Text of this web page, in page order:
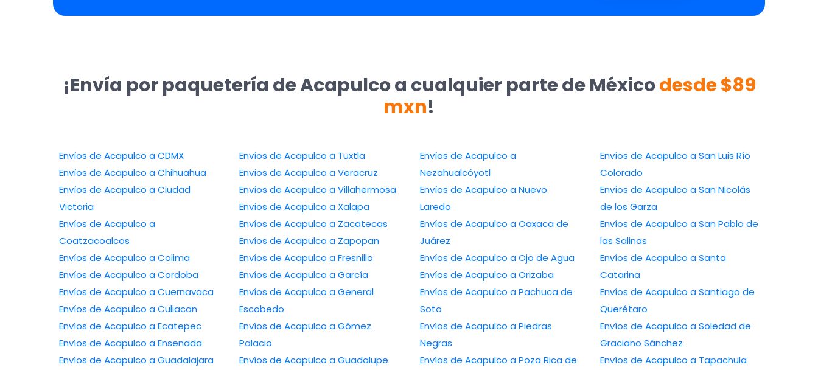
¡Envía por paquetería de Acapulco a cualquier parte de Méxicodesde $89
mxn!
Envíos de Acapulco a CDMX
Envíos de Acapulco a Chihuahua
Envíos de Acapulco a Ciudad
Victoria
Envíos de Acapulco a
Coatzacoalcos
Envíos de Acapulco a Colima
Envíos de Acapulco a Cordoba
Envíos de Acapulco a Cuernavaca
Envíos de Acapulco a Culiacan
Envíos de Acapulco a Ecatepec
Envíos de Acapulco a Ensenada
Envíos de Acapulco a Guadalajara
Envíos de Acapulco a Tuxtla
Envíos de Acapulco a Veracruz
Envíos de Acapulco a Villahermosa
Envíos de Acapulco a Xalapa
Envíos de Acapulco a Zacatecas
Envíos de Acapulco a Zapopan
Envíos de Acapulco a Fresnillo
Envíos de Acapulco a García
Envíos de Acapulco a General
Escobedo
Envíos de Acapulco a Gómez
Palacio
Envíos de Acapulco a Guadalupe
Envíos de Acapulco a
Nezahualcóyotl
Envíos de Acapulco a Nuevo
Laredo
Envíos de Acapulco a Oaxaca de
Juárez
Envíos de Acapulco a Ojo de Agua
Envíos de Acapulco a Orizaba
Envíos de Acapulco a Pachuca de
Soto
Envíos de Acapulco a Piedras
Negras
Envíos de Acapulco a Poza Rica de
Envíos de Acapulco a San Luis Río
Colorado
Envíos de Acapulco a San Nicolás
de los Garza
Envíos de Acapulco a San Pablo de
las Salinas
Envíos de Acapulco a Santa
Catarina
Envíos de Acapulco a Santiago de
Querétaro
Envíos de Acapulco a Soledad de
Graciano Sánchez
Envíos de Acapulco a Tapachula